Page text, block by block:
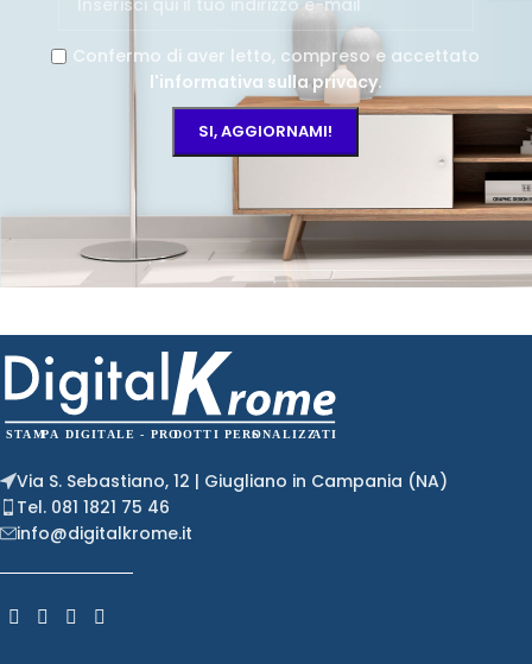
Confermo di aver letto, compreso e accettato
l'informativa sulla privacy.
Via S. Sebastiano, 12 | Giugliano in Campania (NA)
Tel. 081 1821 75 46
info@digitalkrome.it